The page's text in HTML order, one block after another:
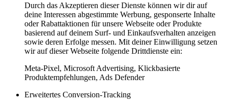
Durch das Akzeptieren dieser Dienste können wir dir auf
deine Interessen abgestimmte Werbung, gesponserte Inhalte
oder Rabattaktionen für unsere Webseite oder Produkte
basierend auf deinem Surf- und Einkaufsverhalten anzeigen
sowie deren Erfolge messen. Mit deiner Einwilligung setzen
wir auf dieser Webseite folgende Drittdienste ein:
Meta-Pixel, Microsoft Advertising, Klickbasierte
Produktempfehlungen, Ads Defender
Erweitertes Conversion-Tracking